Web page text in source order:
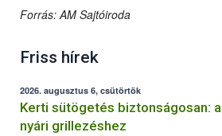
Forrás: AM Sajtóiroda
Friss hírek
2026. augusztus 6, csütörtök
Kerti sütögetés biztonságosan:
nyári grillezéshez